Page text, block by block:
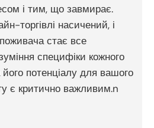
і тим, що завмирає.
торгівлі насичений, і
стає все
специфіки кожного
потенціалу для вашого
є критично важливим.n